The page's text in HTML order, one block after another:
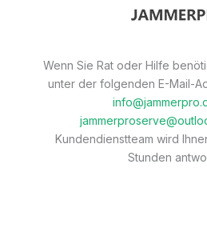
Wenn Sie Rat oder Hilfe
unter der folgenden E-Mail-
Kundendienstteam wird
Stunden